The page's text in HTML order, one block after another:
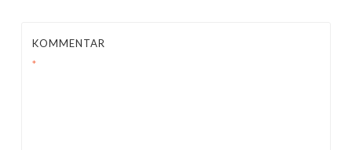
KOMMENTAR
*